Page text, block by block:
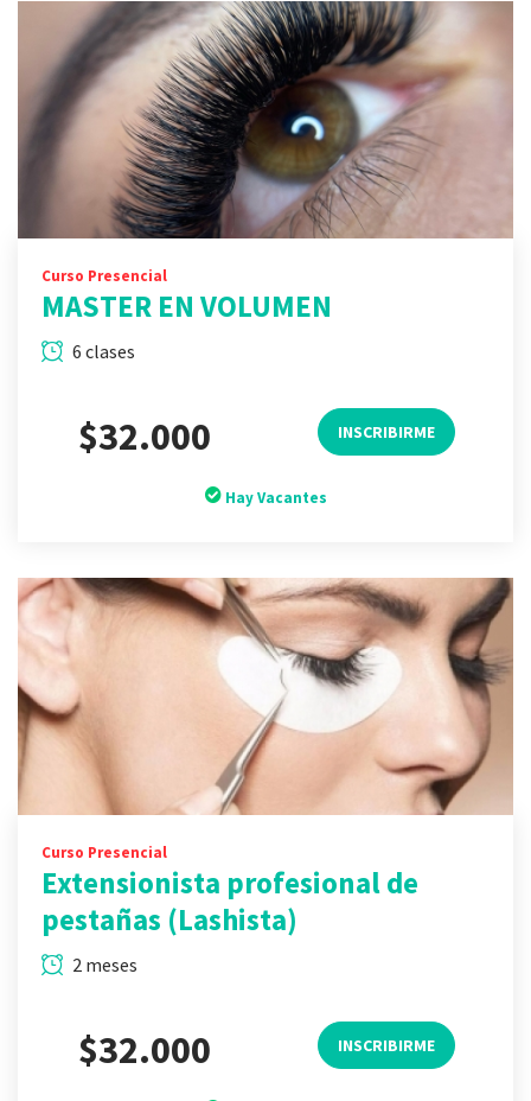
Curso Presencial
MASTER EN VOLUMEN
6 clases
$32.000 INSCRIBIRME
Hay Vacantes
Curso Presencial
Extensionista profesional de
pestañas (Lashista)
2 meses
$32.000 INSCRIBIRME